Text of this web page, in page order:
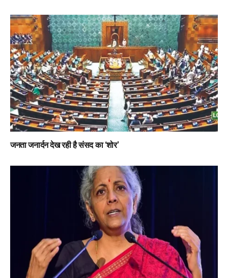
जनता जनार्दन देख रही है संसद का ‘शोर’